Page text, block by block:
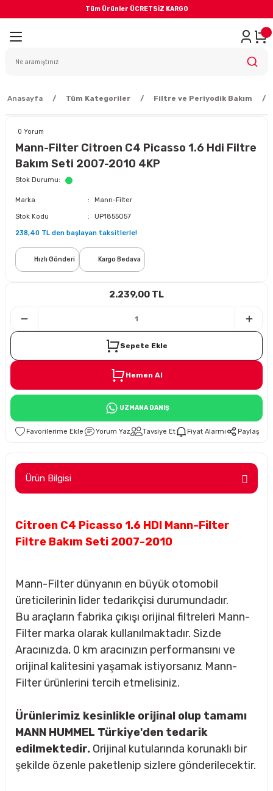
Tüm Ürünler ÜCRETSİZ KARGO
Geri Dön
Sistemi
Anasayfa Tüm Kategoriler Filtre ve Periyodik Bakım
0 Yorum
Mann-Filter Citroen C4 Picasso 1.6 Hdi Filtre
Bakım Seti 2007-2010 4KP
Stok Durumu
Marka Mann-Filter
Stok Kodu UP1855057
238,40 TL den başlayan taksitlerle!
Hızlı Gönderi Kargo Bedava
2.239,00 TL
Sepete Ekle
Hemen Al
UZMANA DANIŞ
Yorum Yaz Tavsiye Et Fiyat Alarmı Paylaş
Ürün Bilgisi
Citroen C4 Picasso 1.6 HDI Mann-Filter
Filtre Bakım Seti 2007-2010
Mann-Filter dünyanın en büyük otomobil
üreticilerinin lider tedarikçisi durumundadır.
Bu araçların fabrika çıkışı orijinal filtreleri Mann-
Filter marka olarak kullanılmaktadır. Sizde
Aracınızda, 0 km aracınızın performansını ve
orijinal kalitesini yaşamak istiyorsanız Mann-
Filter ürünlerini tercih etmelisiniz.
Ürünlerimiz kesinlikle orijinal olup tamamı
MANN HUMMEL Türkiye'den tedarik
edilmektedir. Orijinal kutularında korunaklı bir
şekilde özenle paketlenip sizlere gönderilecektir.